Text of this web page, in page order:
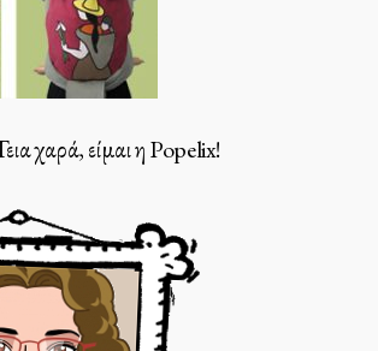
χαρά, είμαι η Popelix!